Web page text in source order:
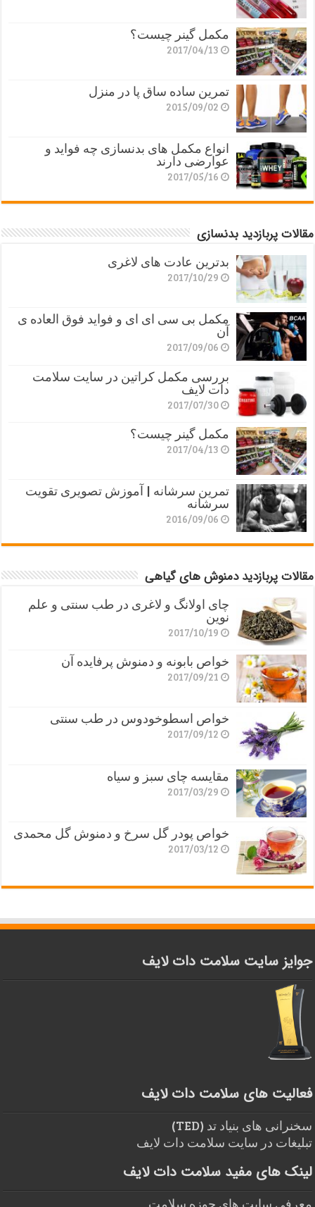
مکمل گینر چیست؟
2017/04/13
تمرین ساده ساق پا در منزل
2015/09/02
انواع مکمل های بدنسازی چه فواید و
عوارضی دارند
2017/05/16
مقالات پربازدید بدنسازی
بدترین عادت های لاغری
2017/10/29
مکمل بی سی ای ای و فواید فوق العاده ی
آن
2017/09/06
بررسی مکمل کراتین در سایت سلامت
دات لایف
2017/07/30
مکمل گینر چیست؟
2017/04/13
تمرین سرشانه | آموزش تصویری تقویت
سرشانه
2016/09/06
مقالات پربازدید دمنوش های گیاهی
چای اولانگ و لاغری در طب سنتی و علم
نوین
2017/10/19
خواص بابونه و دمنوش پرفایده آن
2017/09/21
خواص اسطوخودوس در طب سنتی
2017/09/12
مقایسه چای سبز و سیاه
2017/03/29
خواص پودر گل سرخ و دمنوش گل محمدی
2017/03/12
جوایز سایت سلامت دات لایف
فعالیت های سلامت دات لایف
سخنرانی های بنیاد تد (TED)
تبلیغات در سایت سلامت دات لایف
لینک های مفید سلامت دات لایف